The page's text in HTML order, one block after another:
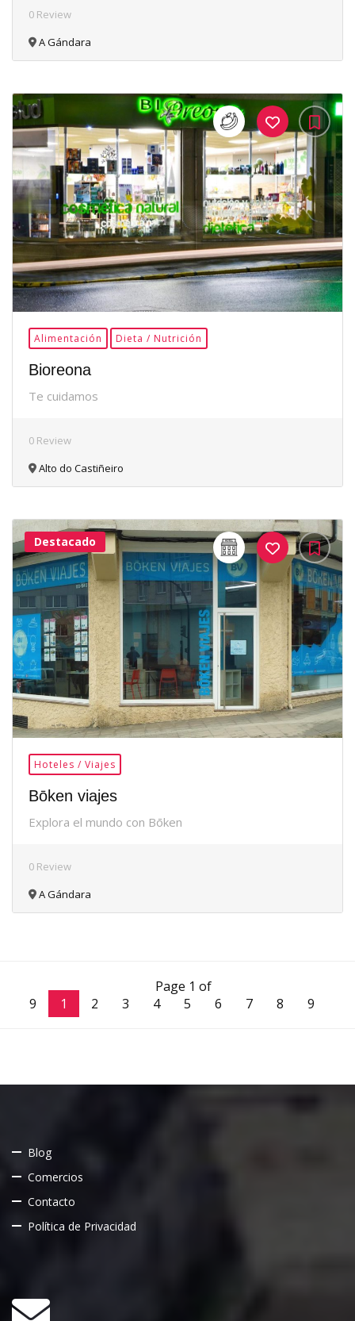
0 Review
A Gándara
35Me
Gusta
Alimentación Dieta / Nutrición
Bioreona
Te cuidamos
0 Review
Alto do Castiñeiro
32Me
Gusta
Destacado
Hoteles / Viajes
Bōken viajes
Explora el mundo con Bōken
0 Review
A Gándara
Page 1 of
9
1 2 3 4 5 6 7 8 9
Blog
Comercios
Contacto
Política de Privacidad